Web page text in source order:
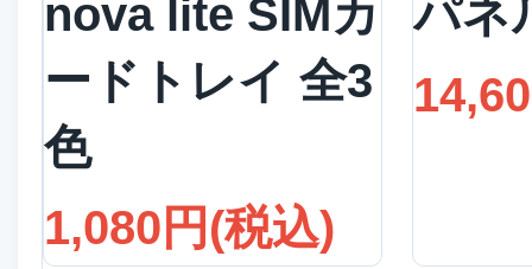
nova lite SIMカ
ードトレイ 全3
色
1,080円(税込)
パネ